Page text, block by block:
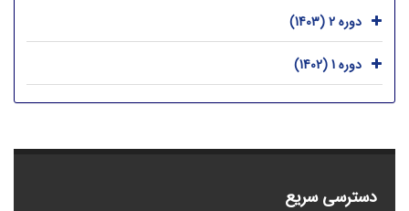
دوره 2 (1403)
دوره 1 (1402)
دسترسی سریع